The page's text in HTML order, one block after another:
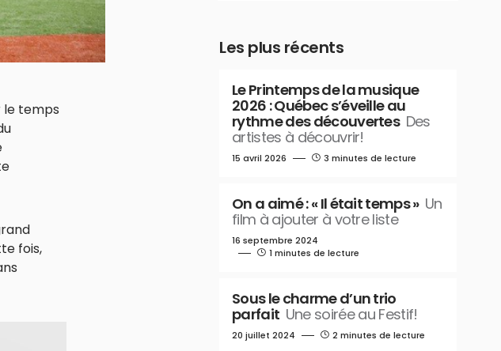
le temps
fois,
Les plus récents
Le Printemps de la musique
2026 : Québec s’éveille au
rythme des découvertes Des
artistes à découvrir!
15 avril 2026 3 minutes de lecture
On a aimé : « Il était temps » Un
film à ajouter à votre liste
16 septembre 2024
1 minutes de lecture
Sous le charme d’un trio
parfait Une soirée au Festif!
20 juillet 2024 2 minutes de lecture